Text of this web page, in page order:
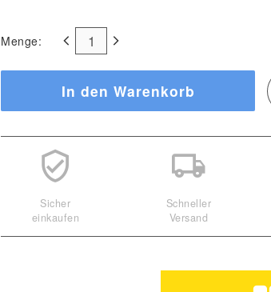
Menge:
In den Warenkorb
Sicher
einkaufen
Schneller
Versand